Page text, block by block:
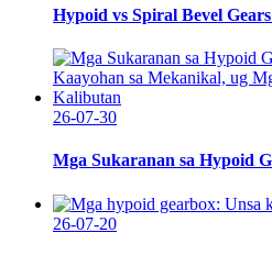
Hypoid vs Spiral Bevel
26-07-30
Mga Sukaranan sa Hypoid
26-07-20